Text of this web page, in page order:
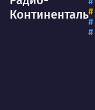
Континенталь